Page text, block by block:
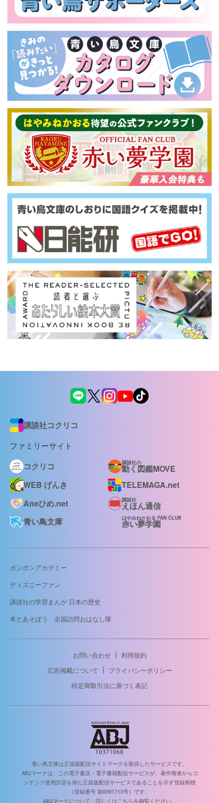
講談社コクリコ
ファミリーサイト
コクリコ
講談社の
動く図鑑MOVE
WEB げんき
TELEMAGA.net
Aneひめ.net
講談社
えほん通信
青い鳥文庫
はやみねかおる FAN CLUB
赤い夢学園
ボンボンアカデミー
ディズニーファン
講談社の学習まんが 日本の歴史
本とあそぼう 全国訪問おはなし隊
お問い合わせ
利用規約
広告掲載について
プライバシーポリシー
特定商取引法に基づく表記
青い鳥文庫は正規版配信サイトマークを取得したサービスです。
ABJマークは、この電子書店・電子書籍配信サービスが、著作権者からコ
ンテンツ使用許諾を得た正規版配信サービスであることを示す登録商標
（登録番号 第6091713号）です。
ABJマークについて、詳しくはこちらを御覧ください。